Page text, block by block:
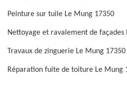
Peinture sur tuile Le Mung 17350
Nettoyage et ravalement de façades
Travaux de zinguerie Le Mung 17350
Réparation fuite de toiture Le Mung